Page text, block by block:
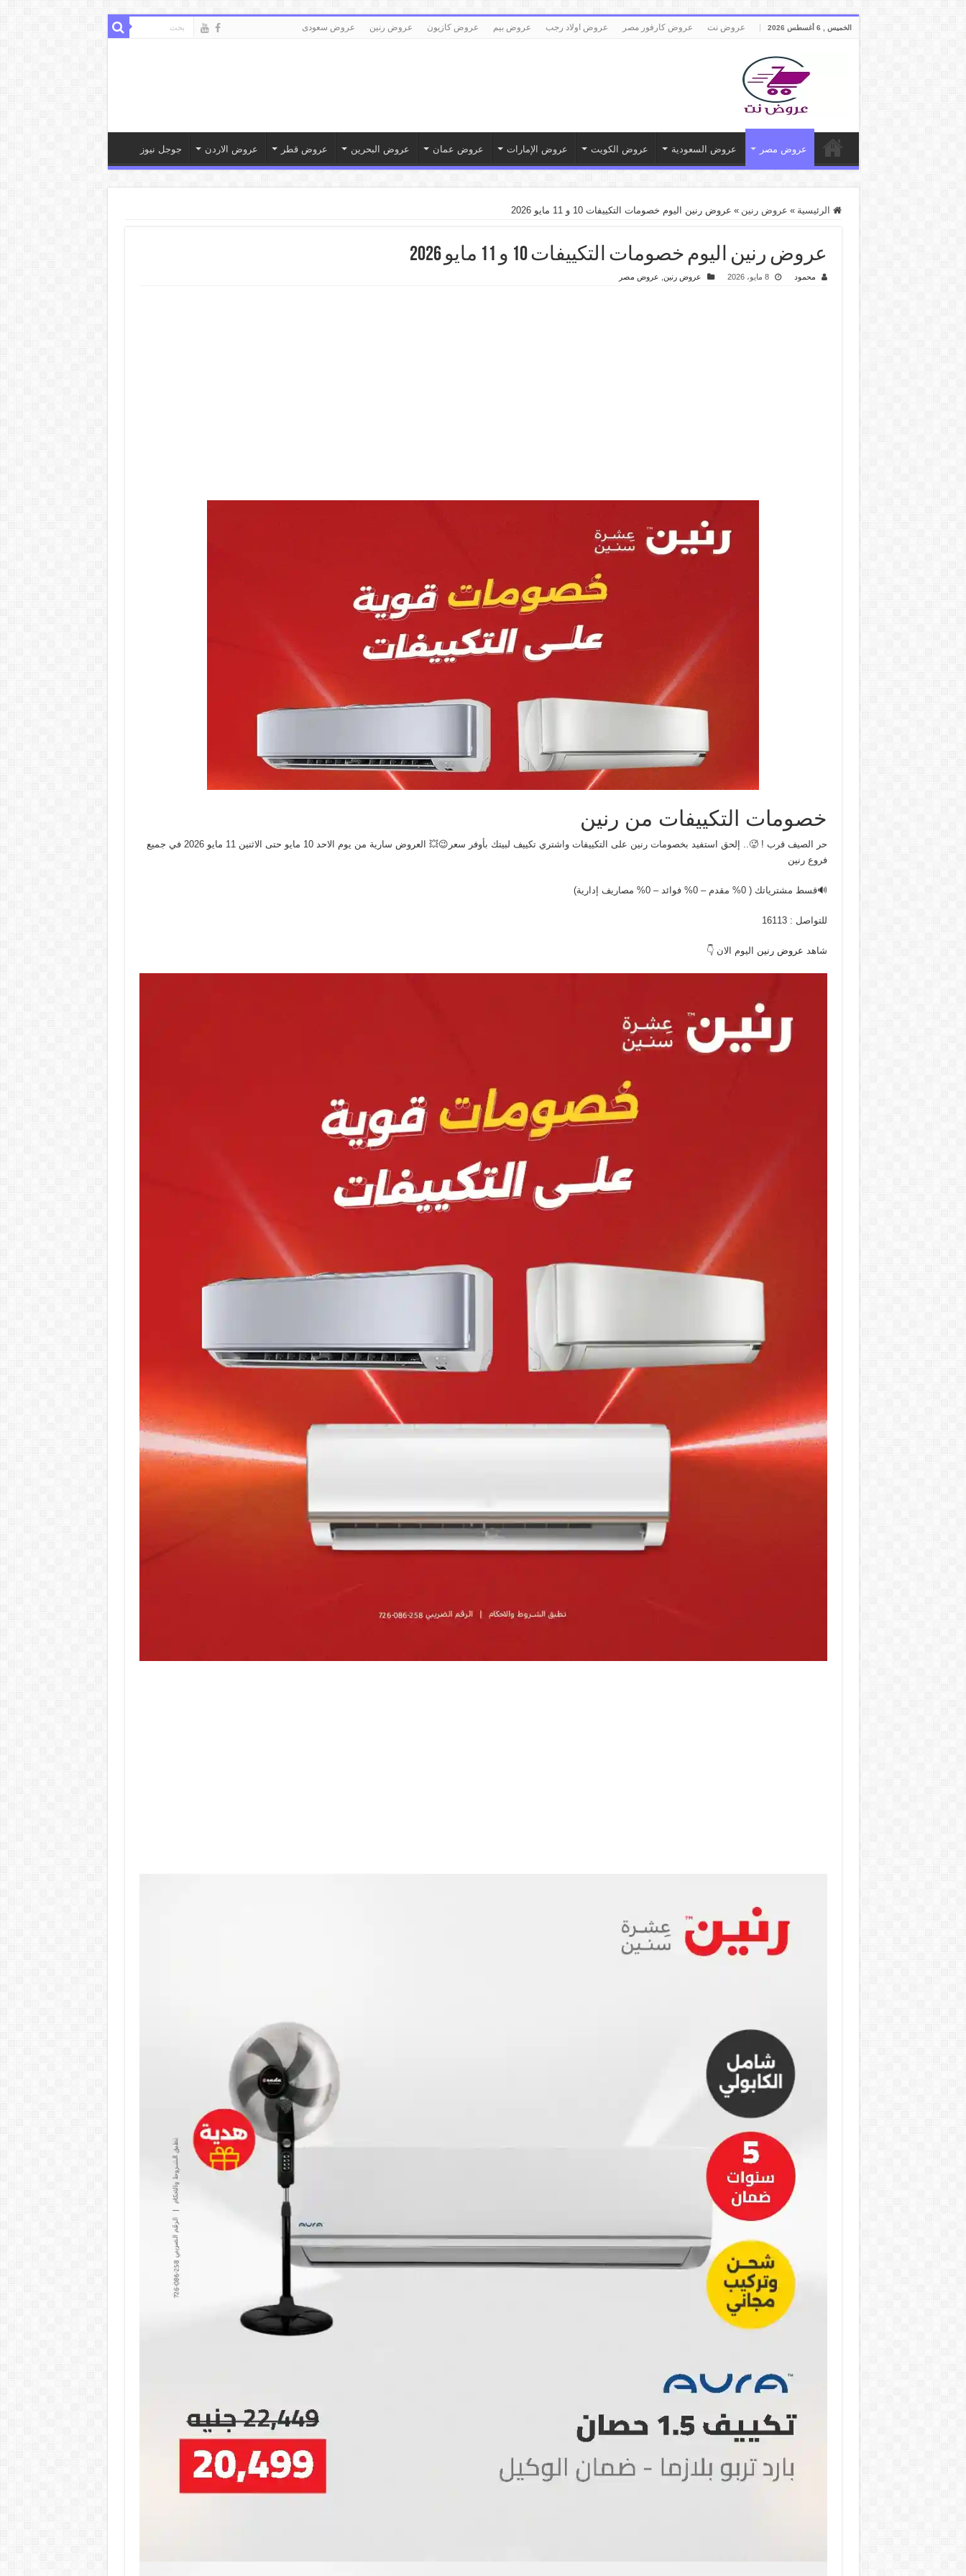
الخميس , 6 أغسطس 2026 عروض نت عروض كارفور مصر عروض اولاد رجب عروض بيم عروض كازيون عروض رنين عروض سعودى
عروض مصر عروض السعودية عروض الكويت عروض الإمارات عروض عمان عروض البحرين عروض قطر عروض الاردن جوجل نيوز
الرئيسية » عروض رنين » عروض رنين اليوم خصومات التكييفات 10 و 11 مايو 2026
عروض رنين اليوم خصومات التكييفات 10 و 11 مايو 2026
محمود 8 مايو، 2026 عروض رنين عروض مصر
خصومات التكييفات من رنين
حر الصيف قرب ! 🥵.. إلحق استفيد بخصومات رنين على التكييفات واشتري تكييف لبيتك بأوفر سعر😉💥 العروض سارية من يوم الاحد 10 مايو حتى الاثنين 11 مايو 2026 في جميع
فروع رنين
🔊قسط مشترياتك ( 0% مقدم – 0% فوائد – 0% مصاريف إدارية)
للتواصل : 16113
شاهد عروض رنين اليوم الان 👇